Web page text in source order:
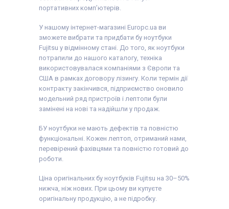
гарантійний талон,
16 GB (DDR4)
Тип матриці: IPS
Клас: Ультрабук, Для
бізнесу, Для дому,
Для офісу, Для
роботи, Продуктивний
Особливості: З
підсвіткою клавіатури
1-1.5кг
Операційна система:
Windows 11
Комплектація:
клавіші (або дод.
опціягравіювання),
гарантійний талон,
видаткова накладна
Тип матриці: IPS
Клас: Ультрабук
Особливості: З
великою
автономністю, З
підсвіткою клавіатури
Вага: 1-1.5кг
Стан батареї:
90%+
Операційна система:
Windows 11
Комплектація:
Ноутбук, зарядний
Сумка, наклейки на
клавіші (або дод.
гравіювання
),
гарантійний талон,
портативних комп’ютерів.
У нашому інтернет-магазині Europc.ua ви
зможете вибрати та придбати бу ноутбуки
Fujitsu у відмінному стані. До того, як ноутбуки
потрапили до нашого каталогу, техніка
використовувалася компаніями з Європи та
США в рамках договору лізингу. Коли термін дії
контракту закінчився, підприємство оновило
модельний ряд пристроїв і лептопи були
замінені на нові та надійшли у продаж.
БУ ноутбуки не мають дефектів та повністю
функціональні. Кожен лептоп, отриманий нами,
перевірений фахівцями та повністю готовий до
роботи.
Ціна оригінальних бу ноутбуків Fujitsu на 30–50%
нижча, ніж нових. При цьому ви купуєте
оригінальну продукцію, а не підробку.